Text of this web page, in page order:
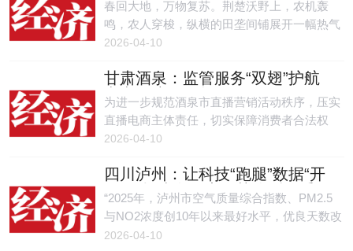
春回大地，万物复苏。荆楚沃野上，农机轰
鸣，农人穿梭，纵横的田垄间铺展开一幅热气
腾腾的春耕画卷。这幅画卷背后，流淌着湖北
2026-04-10
甘肃酒泉：监管服务“双翅”护航
电商经济平稳起飞
为进一步规范酒泉市直播营销活动秩序，压实
直播电商主体责任，切实保障消费者合法权
益，近日，酒泉市市场监督管理局组织执法人
创业实训基地、酒泉智云电商企业直播间，开
展“送法规、送服务、解难题”直播合规专项指
导服务，此举旨在以“监管+服务”双轮驱动，为
本地直播电商新业态“把脉问诊”、筑牢合规防
2026-04-10
四川泸州：让科技“跑腿”数据“开
口”，构建多要素智慧监测体系
“2025年，泸州市空气质量综合指数、PM2.5
与NO2浓度创10年以来最好水平，优良天数改
善幅度位居全省第一；国省考核断面水质优良
2026-04-10